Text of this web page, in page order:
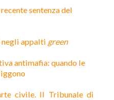
sentenza del
appalti green
antimafia: quando le
civile. Il Tribunale di